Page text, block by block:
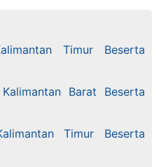
Timur Beserta
Barat Beserta
Timur Beserta